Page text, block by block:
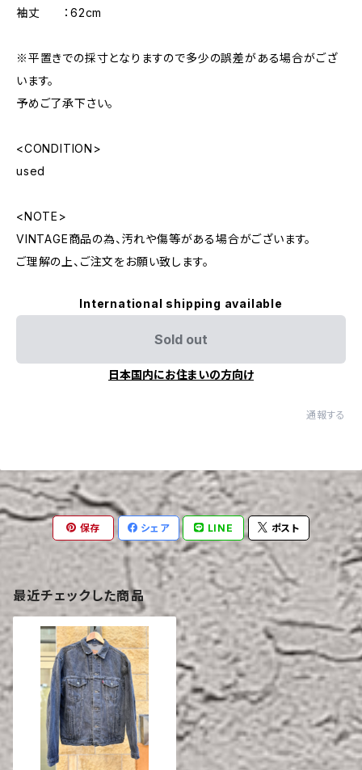
袖丈 ：62cm
※平置きでの採寸となりますので多少の誤差がある場合がござ
います。
予めご了承下さい。
<CONDITION>
used
<NOTE>
VINTAGE商品の為、汚れや傷等がある場合がございます。
ご理解の上、ご注文をお願い致します。
International shipping available
Sold out
日本国内にお住まいの方向け
通報する
保存 シェア LINE ポスト
最近チェックした商品